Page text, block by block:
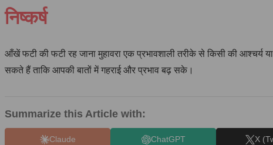
निष्कर्ष
आँखें फटी की फटी रह जाना मुहावरा एक प्रभावशाली तरीके से किसी की
सकते हैं ताकि आपकी बातों में गहराई और प्रभाव बढ़ सके।
Summarize this Article with:
Claude ChatGPT X